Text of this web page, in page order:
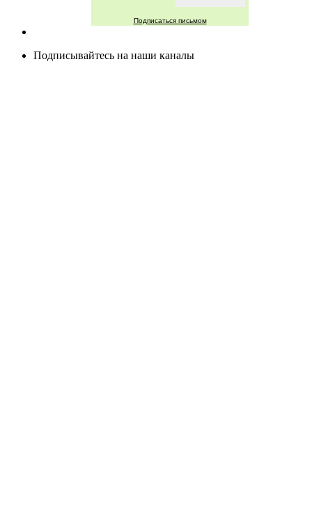
Подписаться письмом
Подписывайтесь на наши каналы